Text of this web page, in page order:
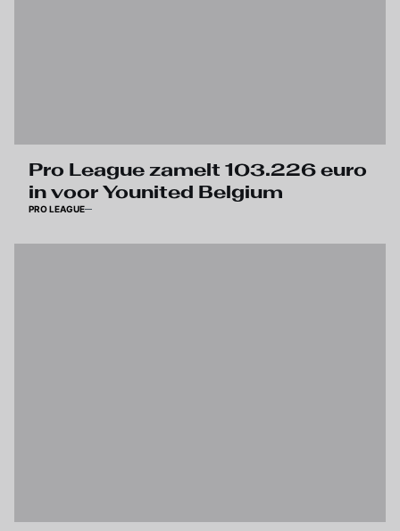
Pro League zamelt 103.226 euro
in voor Younited Belgium
PRO LEAGUE